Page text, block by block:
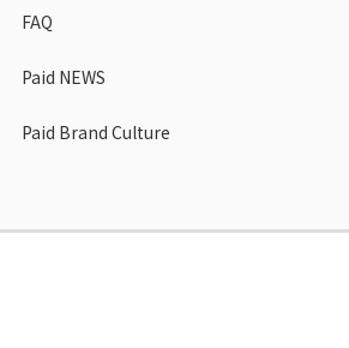
FAQ
Paid NEWS
Paid Brand Culture